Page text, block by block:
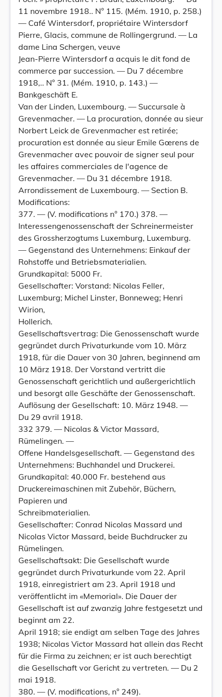
11 novembre 1918.. N° 115. (Mém. 1910, p. 258.)
— Café Wintersdorf, propriétaire Wintersdorf
Pierre, Glacis, commune de Rollingergrund. — La
dame Lina Schergen, veuve
Jean-Pierre Wintersdorf a acquis le dit fond de
commerce par succession. — Du 7 décembre
1918,.. N° 31. (Mém. 1910, p. 143.) —
Bankgeschäft E.
Van der Linden, Luxembourg. — Succursale à
Grevenmacher. — La procuration, donnée au sieur
Norbert Leick de Grevenmacher est retirée;
procuration est donnée au sieur Emile Gœrens de
Grevenmacher avec pouvoir de signer seul pour
les affaires commerciales de l'agence de
Grevenmacher. — Du 31 décembre 1918.
Arrondissement de Luxembourg. — Section B.
Modifications:
377. — (V. modifications n° 170.) 378. —
Interessengenossenschaft der Schreinermeister
des Grossherzogtums Luxemburg, Luxemburg.
— Gegenstand des Unternehmens: Einkauf der
Rohstoffe und Betriebsmaterialien.
Grundkapital: 5000 Fr.
Gesellschafter: Vorstand: Nicolas Feller,
Luxemburg; Michel Linster, Bonneweg; Henri
Wirion,
Hollerich.
Gesellschaftsvertrag: Die Genossenschaft wurde
gegründet durch Privaturkunde vom 10. März
1918, für die Dauer von 30 Jahren, beginnend am
10 März 1918. Der Vorstand vertritt die
Genossenschaft gerichtlich und außergerichtlich
und besorgt alle Geschäfte der Genossenschaft.
Auflösung der Gesellschaft: 10. März 1948. —
Du 29 avril 1918.
332 379. — Nicolas & Victor Massard,
Rümelingen. —
Offene Handelsgesellschaft. — Gegenstand des
Unternehmens: Buchhandel und Druckerei.
Grundkapital: 40.000 Fr. bestehend aus
Druckereimaschinen mit Zubehör, Büchern,
Papieren und
Schreibmaterialien.
Gesellschafter: Conrad Nicolas Massard und
Nicolas Victor Massard, beide Buchdrucker zu
Rümelingen.
Gesellschaftsakt: Die Gesellschaft wurde
gegründet durch Privaturkunde vom 22. April
1918, einregistriert am 23. April 1918 und
veröffentlicht im «Memorial». Die Dauer der
Gesellschaft ist auf zwanzig Jahre festgesetzt und
beginnt am 22.
April 1918; sie endigt am selben Tage des Jahres
1938; Nicolas Victor Massard hat allein das Recht
für die Firma zu zeichnen; er ist auch berechtigt
die Gesellschaft vor Gericht zu vertreten. — Du 2
mai 1918.
380. — (V. modifications, n° 249).